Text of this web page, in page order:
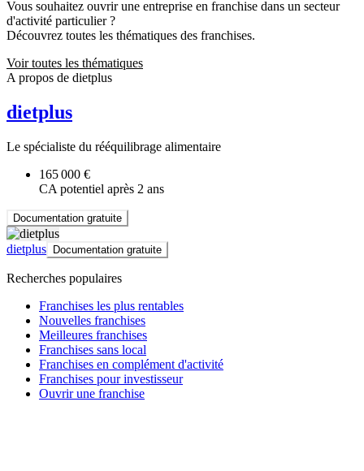
Vous souhaitez ouvrir une entreprise en franchise dans un secteur
d'activité particulier ?
Découvrez toutes les thématiques des franchises.
Voir toutes les thématiques
A propos de dietplus
dietplus
Le spécialiste du rééquilibrage alimentaire
165 000 €
CA potentiel après 2 ans
Documentation gratuite
dietplus Documentation gratuite
Recherches populaires
Franchises les plus rentables
Nouvelles franchises
Meilleures franchises
Franchises sans local
Franchises en complément d'activité
Franchises pour investisseur
Ouvrir une franchise